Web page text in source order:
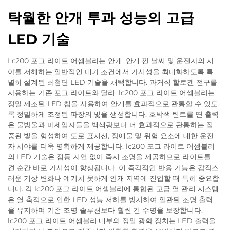
탁월한 안개 투과 성능의 고급
LED 기술
Lc200 포그 라이트 어셈블리는 안개, 안개 낀 날씨 및 운전자의 시
야를 저해하는 일반적인 대기 조건에서 가시성을 최대화하도록 특
별히 설계된 최첨단 LED 기술을 채택합니다. 과거식 할로겐 전구를
사용하는 기존 포그 라이트와 달리, lc200 포그 라이트 어셈블리는
정밀 제조된 LED 칩을 사용하여 안개를 효과적으로 관통할 수 있도
록 정밀하게 조정된 파장의 빛을 생성합니다. 호박색 틴트를 띤 출력
은 물방울과 미세입자들을 백색광보다 더 효과적으로 관통하는 집
중된 빛을 형성하여 도로 표시선, 장애물 및 위험 요소에 대한 운전
자 시야를 더욱 명확하게 제공합니다. lc200 포그 라이트 어셈블리
의 LED 기술은 점등 지연 없이 즉시 조명을 제공하므로 라이트를
켠 순간 바로 가시성이 향상됩니다. 이 즉각적인 반응 기능은 갑작스
러운 기상 변화나 예기치 못하게 안개 지역에 진입할 때 특히 중요합
니다. 각 lc200 포그 라이트 어셈블리에 통합된 고급 열 관리 시스템
은 열 축적으로 인한 LED 성능 저하를 방지하여 일관된 조명 출력
을 유지하며 기존 조명 솔루션보다 훨씬 긴 수명을 보장합니다.
lc200 포그 라이트 어셈블리 내부의 정밀 광학 장치는 LED 출력을